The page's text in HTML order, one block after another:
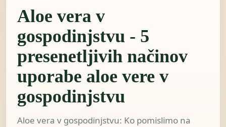
Aloe vera v
gospodinjstvu - 5
presenetljivih načinov
uporabe aloe vere v
gospodinjstvu
Aloe vera v gospodinjstvu: Ko pomislimo na